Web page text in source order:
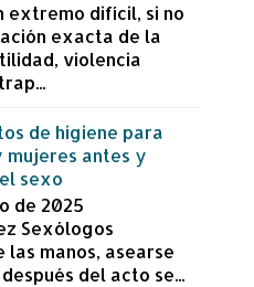
extremo difícil, si no
exacta de la
violencia
de higiene para
mujeres antes y
sexo
de 2025
Sexólogos
manos, asearse
del acto se...